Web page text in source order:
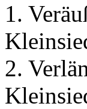
1.
2.